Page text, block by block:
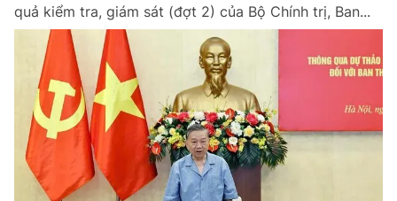
Chào ngày mới Tin 24h
Tin thị trường Tin 360
Video Magazine
Sản phẩm khác
Đăng xuất
quả kiểm tra, giám sát (đợt 2) của Bộ Chính trị, Ban...